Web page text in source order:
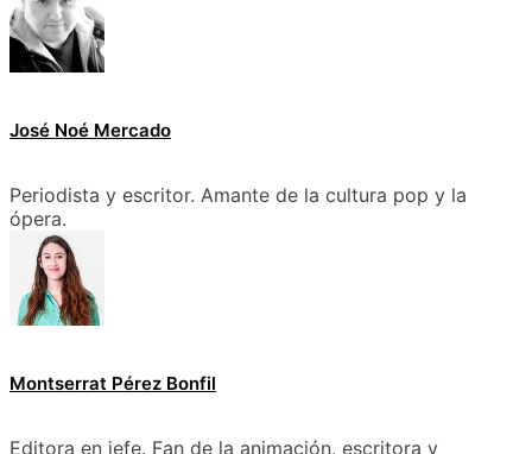
José Noé Mercado
Periodista y escritor. Amante de la cultura pop y la
ópera.
Montserrat Pérez Bonfil
Editora en jefe. Fan de la animación, escritora y